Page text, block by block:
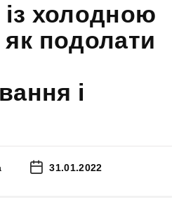
холодною
подолати
і
31.01.2022